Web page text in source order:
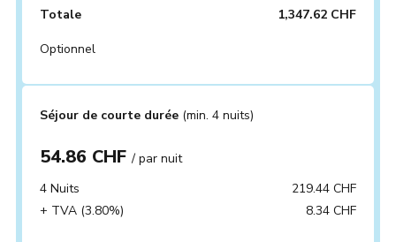
Totale 1,347.62 CHF
Optionnel
Séjour de courte durée (min. 4 nuits)
54.86 CHF/ par nuit
4 Nuits
219.44 CHF
+ TVA (3.80%)
8.34 CHF